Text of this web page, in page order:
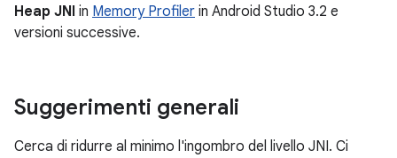
Heap JNI in Memory Profiler in Android Studio 3.2 e
versioni successive.
Suggerimenti generali
Cerca di ridurre al minimo l'ingombro del livello JNI. Ci